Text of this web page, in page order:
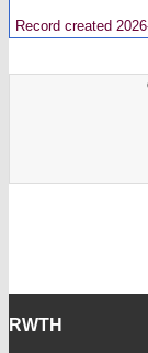
Record created
RWTH